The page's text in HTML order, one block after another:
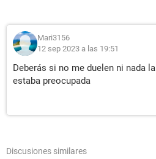
Mari3156
12 sep 2023 a las 19:51
Deberás si no me duelen ni nada
estaba preocupada
Discusiones similares